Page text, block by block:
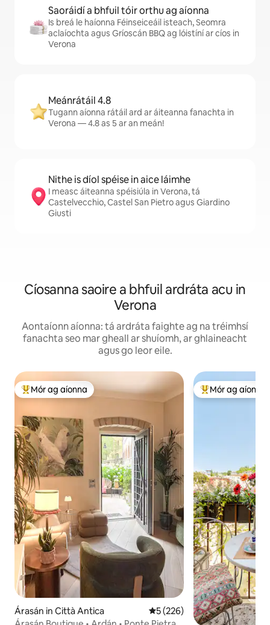
Saoráidí a bhfuil tóir orthu ag aíonna
Is breá le haíonna Féinseiceáil isteach, Seomra
aclaíochta agus Gríoscán BBQ ag lóistíní ar cíos in
Verona
Meánrátáil 4.8
Tugann aíonna rátáil ard ar áiteanna fanachta in
Verona — 4.8 as 5 ar an meán!
Nithe is díol spéise in aice láimhe
I measc áiteanna spéisiúla in Verona, tá
Castelvecchio, Castel San Pietro agus Giardino
Giusti
Cíosanna saoire a bhfuil ardráta acu in
Verona
Aontaíonn aíonna: tá ardráta faighte ag na tréimhsí
fanachta seo mar gheall ar shuíomh, ar ghlaineacht
agus go leor eile.
An-mhór ag aíonna
Mór ag aíonna
Árasán in Città Antica Meánrátáil 5 as 5, 226
5 (226)
An-mhór ag
Mór ag aíonna